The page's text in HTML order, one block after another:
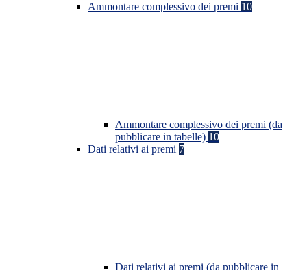
Ammontare complessivo dei premi 10
Ammontare complessivo dei premi (da
pubblicare in tabelle) 10
Dati relativi ai premi 7
Dati relativi ai premi (da pubblicare in